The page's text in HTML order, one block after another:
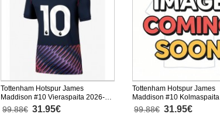
Tottenham Hotspur James
Maddison #10 Vieraspaita 2026-27
Lyhythihainen
99.88€ 31.95€
Tottenham Hotspur James
Maddison #10
27 Lyhythihainen
99.88€ 31.95€